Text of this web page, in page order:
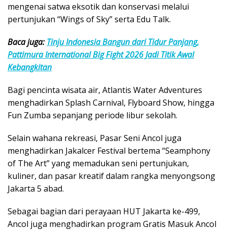
mengenai satwa eksotik dan konservasi melalui
pertunjukan “Wings of Sky” serta Edu Talk.
Baca juga:Tinju Indonesia Bangun dari Tidur Panjang,
Pattimura International Big Fight 2026 Jadi Titik Awal
Kebangkitan
Bagi pencinta wisata air, Atlantis Water Adventures
menghadirkan Splash Carnival, Flyboard Show, hingga
Fun Zumba sepanjang periode libur sekolah.
Selain wahana rekreasi, Pasar Seni Ancol juga
menghadirkan Jakalcer Festival bertema “Seamphony
of The Art” yang memadukan seni pertunjukan,
kuliner, dan pasar kreatif dalam rangka menyongsong
Jakarta 5 abad.
Sebagai bagian dari perayaan HUT Jakarta ke-499,
Ancol juga menghadirkan program Gratis Masuk Ancol